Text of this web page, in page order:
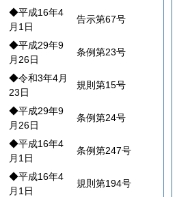
◆平成16年4
月1日
告示第67号
◆平成29年9
月26日
条例第23号
◆令和3年4月
23日
規則第15号
◆平成29年9
月26日
条例第24号
◆平成16年4
月1日
条例第247号
◆平成16年4
月1日
規則第194号